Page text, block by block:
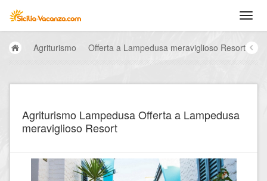
Agriturismo Offerta a Lampedusa meraviglioso Resort
Agriturismo Lampedusa Offerta a Lampedusa
meraviglioso Resort